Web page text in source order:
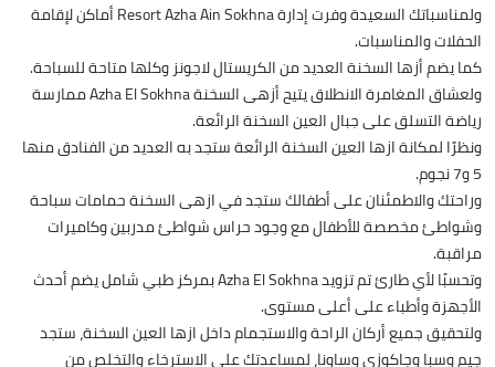
ولمناسباتك السعيدة وفرت إدارة Resort Azha Ain Sokhna أماكن لإقامة
الحفلات والمناسبات.
كما يضم أزها السخنة العديد من الكريستال لاجونز وكلها متاحة للسباحة.
ولعشاق المغامرة الانطلاق يتيح أزهى السخنة Azha El Sokhna ممارسة
رياضة التسلق على جبال العين السخنة الرائعة.
ونظرًا لمكانة ازها العين السخنة الرائعة ستجد به العديد من الفنادق منها
5 و7 نجوم.
وراحتك والاطمئنان على أطفالك ستجد في ازهى السخنة حمامات سباحة
وشواطئ مخصصة للأطفال مع وجود حراس شواطئ مدربين وكاميرات
مراقبة.
وتحسبًا لأي طارئ تم تزويد Azha El Sokhna بمركز طبي شامل يضم أحدث
الأجهزة وأطباء على أعلى مستوى.
ولتحقيق جميع أركان الراحة والاستجمام داخل ازها العين السخنة، ستجد
جيم وسبا وجاكوزي وساونا، لمساعدتك على الاسترخاء والتخلص من